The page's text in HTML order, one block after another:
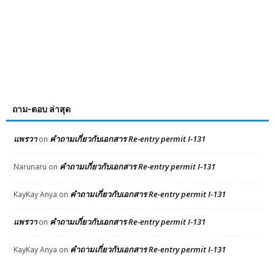
ถาม-ตอบ ล่าสุด
แพรวาon คำถามเกี่ยวกับเอกสาร Re-entry permit I-131
Narunaru on คำถามเกี่ยวกับเอกสาร Re-entry permit I-131
KayKay Anya on คำถามเกี่ยวกับเอกสาร Re-entry permit I-131
แพรวาon คำถามเกี่ยวกับเอกสาร Re-entry permit I-131
KayKay Anya on คำถามเกี่ยวกับเอกสาร Re-entry permit I-131